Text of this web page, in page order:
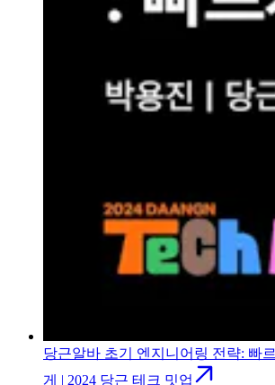
당근알바 초기 엔지니어링 전략: 빠
게 | 2024 당근 테크 밋업